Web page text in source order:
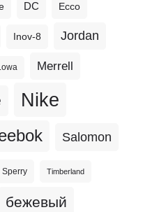
DC Ecco
Inov-8 Jordan
Merrell
Nike
Salomon
Sperry Timberland
бежевый